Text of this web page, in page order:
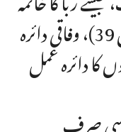
مسلح افواج میں شرکت (آرٹیکل 39)، وفاقی دائرہ
دائرہ عمل
صرف